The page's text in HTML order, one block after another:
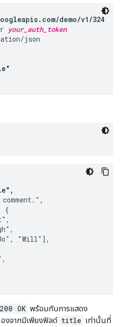
demo/v1/324
your_auth_token
json
{
"Will"],
200 OK พร้อมกับการแสดง
งจากมีเพียงฟิลด์ title เท่านั้นที่